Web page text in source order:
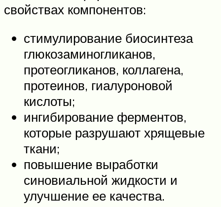
свойствах компонентов:
стимулирование биосинтеза
глюкозаминогликанов,
протеогликанов, коллагена,
протеинов, гиалуроновой
кислоты;
ингибирование ферментов,
которые разрушают хрящевые
ткани;
повышение выработки
синовиальной жидкости и
улучшение ее качества.